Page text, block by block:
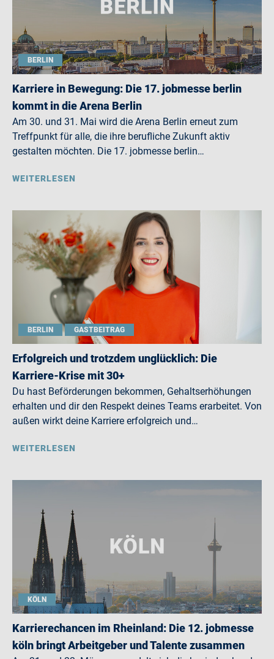
BERLIN
Karriere in Bewegung: Die 17. jobmesse berlin
kommt in die Arena Berlin
Am 30. und 31. Mai wird die Arena Berlin erneut zum
Treffpunkt für alle, die ihre berufliche Zukunft aktiv
gestalten möchten. Die 17. jobmesse berlin…
WEITERLESEN
BERLIN GASTBEITRAG
Erfolgreich und trotzdem unglücklich: Die
Karriere-Krise mit 30+
Du hast Beförderungen bekommen, Gehaltserhöhungen
erhalten und dir den Respekt deines Teams erarbeitet. Von
außen wirkt deine Karriere erfolgreich und…
WEITERLESEN
KÖLN
Karrierechancen im Rheinland: Die 12. jobmesse
köln bringt Arbeitgeber und Talente zusammen